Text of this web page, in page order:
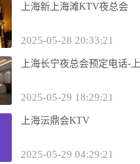
上海新上海滩KTV夜总会
2025-05-28 20:33:21
上海长宁夜总会预定电话-
2025-05-29 18:29:21
上海沄鼎会KTV
2025-05-29 04:29:21